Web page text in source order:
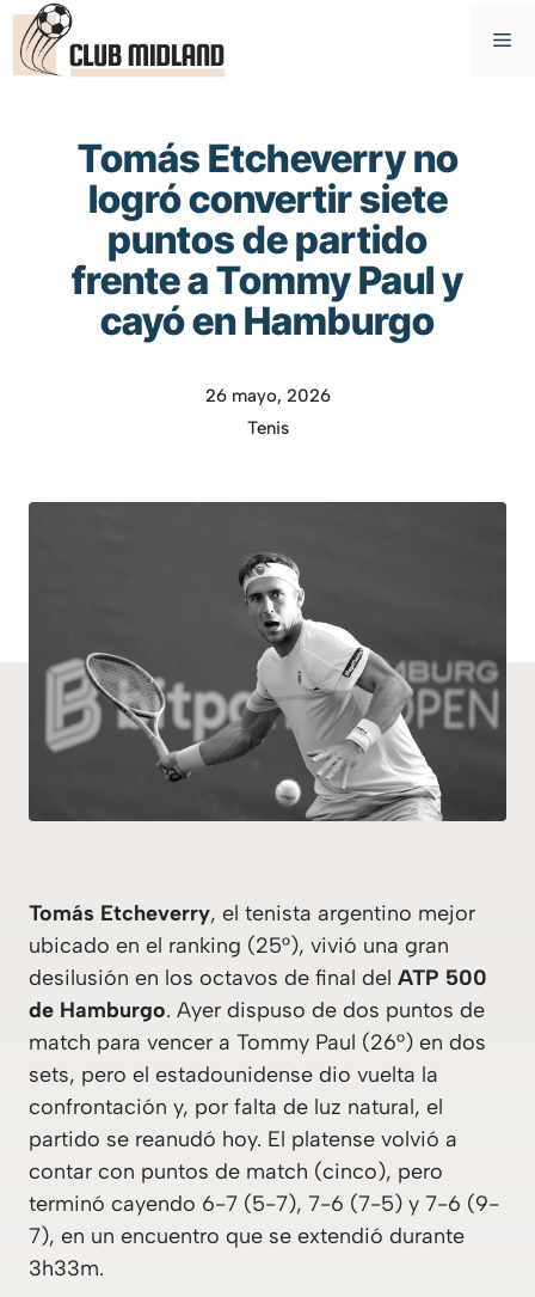
Saltar
contenido
Tomás Etcheverry no
logró convertir siete
puntos de partido
frente a Tommy Paul y
cayó en Hamburgo
26 mayo, 2026
Tenis
Tomás Etcheverry, el tenista argentino mejor
ubicado en el ranking (25°), vivió una gran
desilusión en los octavos de final del ATP 500
de Hamburgo. Ayer dispuso de dos puntos de
match para vencer a Tommy Paul (26°) en dos
sets, pero el estadounidense dio vuelta la
confrontación y, por falta de luz natural, el
partido se reanudó hoy. El platense volvió a
contar con puntos de match (cinco), pero
terminó cayendo 6-7 (5-7), 7-6 (7-5) y 7-6 (9-
7), en un encuentro que se extendió durante
3h33m.